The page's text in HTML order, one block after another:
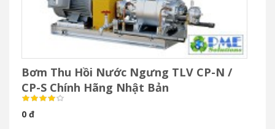
Bơm Thu Hồi Nước Ngưng TLV CP-N /
CP-S Chính Hãng Nhật Bản
0 đ